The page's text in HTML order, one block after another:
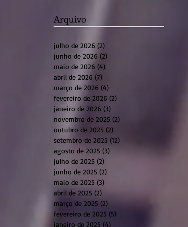
Arquivo
julho de 2026 (2)
junho de 2026 (2)
maio de 2026 (4)
abril de 2026 (7)
março de 2026 (4)
fevereiro de 2026 (2)
janeiro de 2026 (3)
novembro de 2025 (2)
outubro de 2025 (2)
setembro de 2025 (12)
agosto de 2025 (3)
julho de 2025 (2)
junho de 2025 (2)
maio de 2025 (3)
abril de 2025 (2)
março de 2025 (2)
fevereiro de 2025 (5)
janeiro de 2025 (4)